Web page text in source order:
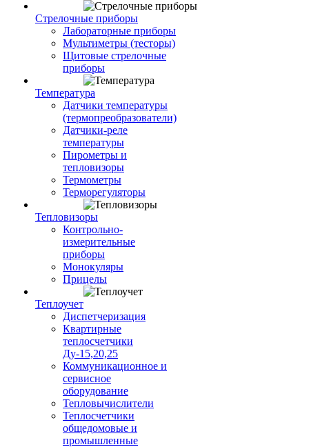
Стрелочные приборы
Лабораторные приборы
Мультиметры (тесторы)
Щитовые стрелочные
приборы
Температура
Датчики температуры
(термопреобразователи)
Датчики-реле
температуры
Пирометры и
тепловизоры
Термометры
Терморегуляторы
Тепловизоры
Контрольно-
измерительные
приборы
Монокуляры
Прицелы
Теплоучет
Диспетчеризация
Квартирные
теплосчетчики
Ду-15,20,25
Коммуникационное и
сервисное
оборудование
Тепловычислители
Теплосчетчики
общедомовые и
промышленные